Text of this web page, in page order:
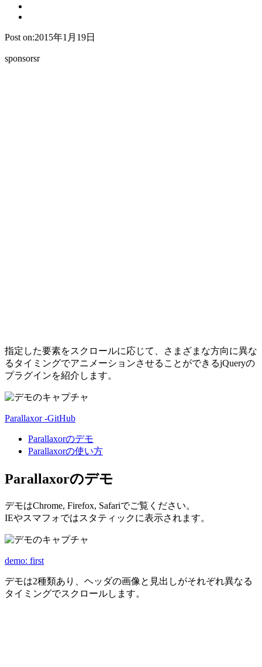
Post on:2015年1月19日
sponsorsr
指定した要素をスクロールに応じて、さまざまな方向に異な
るタイミングでアニメーションさせることができるjQueryの
プラグインを紹介します。
Parallaxor -GitHub
Parallaxorのデモ
Parallaxorの使い方
Parallaxorのデモ
デモはChrome, Firefox, Safariでご覧ください。
IEやスマフォではスタティックに表示されます。
demo: first
デモは2種類あり、ヘッダの画像と見出しがそれぞれ異なる
タイミングでスクロールします。